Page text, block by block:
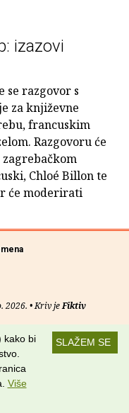
izazovi
se razgovor s
za književne
francuskim
Razgovoru će
Chloé Billon te
će moderirati
2026. • Kriv jeFiktiv
• RSS kanali
SLAŽEM SE
kako bi
Više